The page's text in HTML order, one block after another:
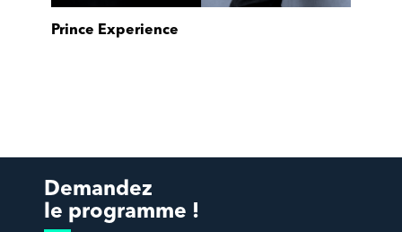
Prince Experience
Demandez
le programme !